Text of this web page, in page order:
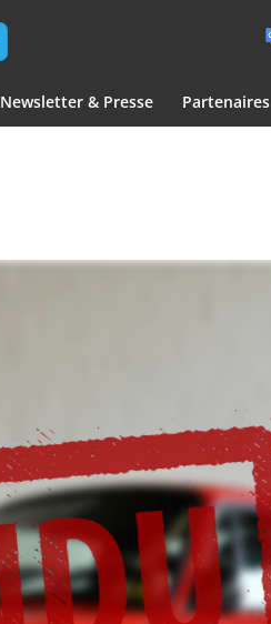
Newsletter & Presse Partenaires